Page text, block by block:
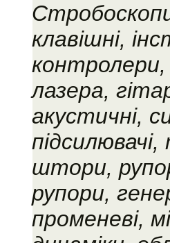
клавішні,
контролери,
лазера,
акустичні,
підсилювачі,
штори,
рупори,
променеві,